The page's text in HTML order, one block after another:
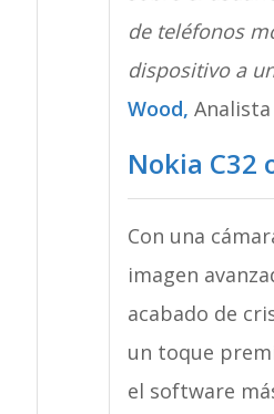
de teléfonos
dispositivo a
Wood, Analista
Nokia C32
Con una
imagen
acabado de
un toque
el software